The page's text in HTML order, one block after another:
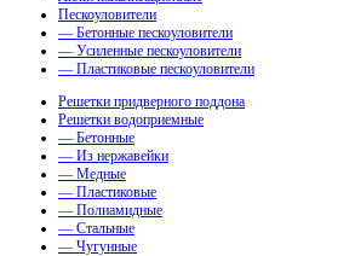
Пескоуловители
— Бетонные пескоуловители
— Усиленные пескоуловители
— Пластиковые пескоуловители
Решетки придверного поддона
Решетки водоприемные
— Бетонные
— Из нержавейки
— Медные
— Пластиковые
— Полиамидные
— Стальные
— Чугунные